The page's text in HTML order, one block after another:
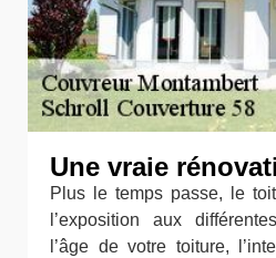
Une vraie
Plus le temps passe, le
l’exposition aux
l’âge de votre toiture,